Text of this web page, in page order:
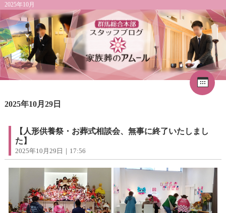
2025年10月
1
2
3
16
17 18 19 20 21
23
24 25 26 27 28
29
30
31
2025年10月29日
【人形供養祭・お葬式相談会、無事に終了いたしまし
た】
2025年10月29日｜17:56